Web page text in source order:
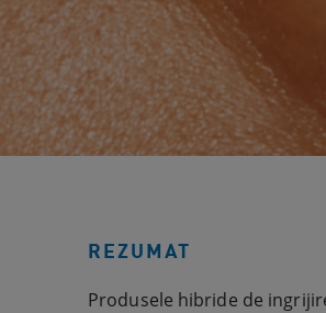
REZUMAT
Produsele hibride de